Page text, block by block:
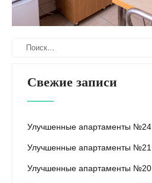
Свежие записи
Улучшенные апартаменты №24
Улучшенные апартаменты №21
Улучшенные апартаменты №20